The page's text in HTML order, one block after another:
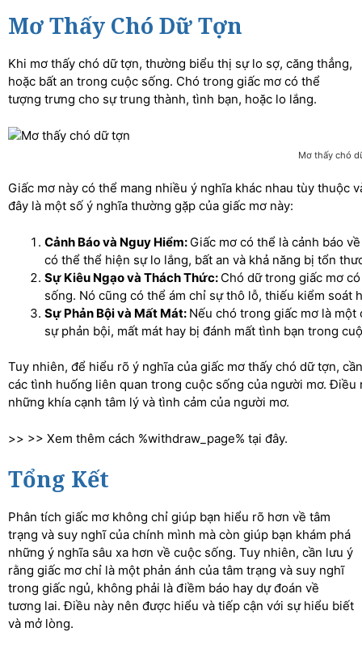
Mơ Thấy Chó Dữ Tợn
Khi mơ thấy chó dữ tợn, thường biểu thị sự lo sợ, căng thẳng,
hoặc bất an trong cuộc sống. Chó trong giấc mơ có thể
tượng trưng cho sự trung thành, tình bạn, hoặc lo lắng.
Mơ thấy chó
Giấc mơ này có thể mang nhiều ý nghĩa khác nhau tùy thuộc
đây là một số ý nghĩa thường gặp của giấc mơ này:
Cảnh Báo và Nguy Hiểm: Giấc mơ có thể là cảnh báo
có thể thể hiện sự lo lắng, bất an và khả năng bị tổn
Sự Kiêu Ngạo và Thách Thức: Chó dữ trong giấc mơ
sống. Nó cũng có thể ám chỉ sự thô lỗ, thiếu kiểm soát
Sự Phản Bội và Mất Mát: Nếu chó trong giấc mơ là
sự phản bội, mất mát hay bị đánh mất tình bạn trong
Tuy nhiên, để hiểu rõ ý nghĩa của giấc mơ thấy chó dữ tợn,
các tình huống liên quan trong cuộc sống của người mơ.
những khía cạnh tâm lý và tình cảm của người mơ.
>> >> Xem thêm cách %withdraw_page% tại đây.
Tổng Kết
Phân tích giấc mơ không chỉ giúp bạn hiểu rõ hơn về tâm
trạng và suy nghĩ của chính mình mà còn giúp bạn khám phá
những ý nghĩa sâu xa hơn về cuộc sống. Tuy nhiên, cần lưu ý
rằng giấc mơ chỉ là một phản ánh của tâm trạng và suy nghĩ
trong giấc ngủ, không phải là điềm báo hay dự đoán về
tương lai. Điều này nên được hiểu và tiếp cận với sự hiểu biết
và mở lòng.